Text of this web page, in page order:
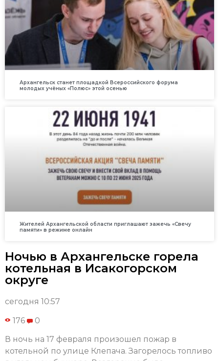
Архангельск станет площадкой Всероссийского форума
молодых учёных «Полюс» этой осенью
Жителей Архангельской области приглашают зажечь «Свечу
памяти» в режиме онлайн
Ночью в Архангельске горела
котельная в Исакогорском
округе
сегодня 10:57
176 0
В ночь на 17 февраля произошел пожар в
котельной по улице Клепача. Загорелось топливо